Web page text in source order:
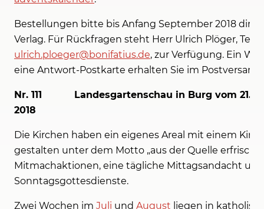
Bestellungen bitte bis Anfang September 2018
Verlag. Für Rückfragen steht Herr Ulrich Plöger, Tel.:
ulrich.ploeger@bonifatius.de, zur Verfügung. Ein
eine Antwort-Postkarte erhalten Sie im Postversand
Nr. 111 Landesgartenschau in Burg vom 21.
2018
Die Kirchen haben ein eigenes Areal mit einem
gestalten unter dem Motto „aus der Quelle
Mitmachaktionen, eine tägliche Mittagsandacht und
Sonntagsgottesdienste.
Zwei Wochen im Juli und August liegen in